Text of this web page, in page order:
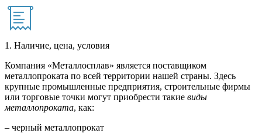
1. Наличие, цена, условия
Компания «Металлосплав» является поставщиком
металлопроката по всей территории нашей страны. Здесь
крупные промышленные предприятия, строительные фирмы
или торговые точки могут приобрести такие виды
металлопроката, как:
– черный металлопрокат